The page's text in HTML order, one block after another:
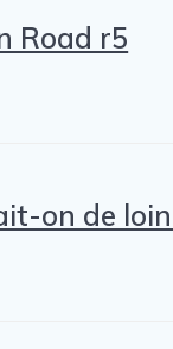
Road r5
on de